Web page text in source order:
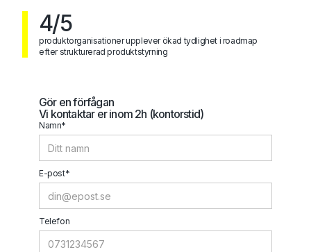
4/5
produktorganisationer upplever ökad tydlighet i roadmap
efter strukturerad produktstyrning
Gör en förfågan
Vi kontaktar er inom 2h (kontorstid)
Namn*
E-post*
Telefon